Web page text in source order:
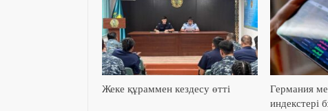
Жеке құраммен кездесу өтті
Германия
индекстері